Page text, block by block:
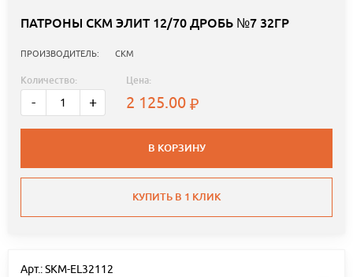
ПАТРОНЫ СКМ ЭЛИТ 12/70 ДРОБЬ №7 32ГР
ПРОИЗВОДИТЕЛЬ: СКМ
Количество:
- +
Цена:
2 125.00
В КОРЗИНУ
КУПИТЬ В 1 КЛИК
Арт.: SKM-EL32112